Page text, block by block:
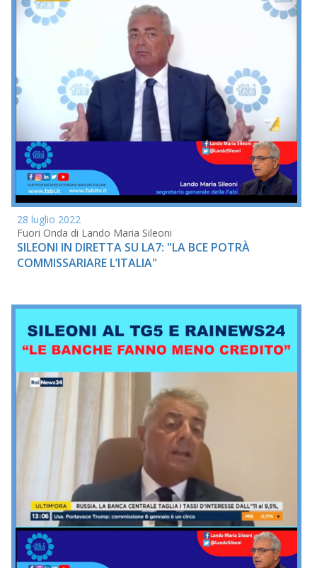
28 luglio 2022
Fuori Onda di Lando Maria Sileoni
SILEONI IN DIRETTA SU LA7: "LA BCE POTRÀ
COMMISSARIARE L’ITALIA"